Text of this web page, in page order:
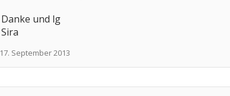
Danke und lg
Sira
17. September 2013